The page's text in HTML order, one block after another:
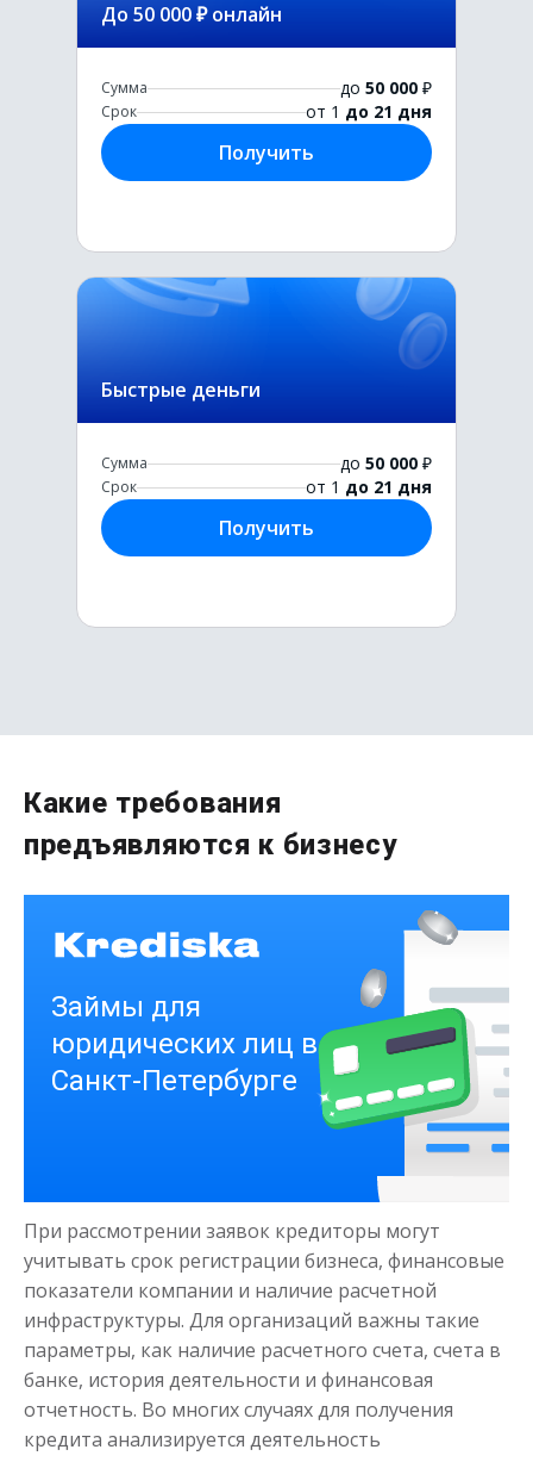
До 50 000 ₽ онлайн
Сумма до 50 000 ₽
Срок от 1 до 21 дня
Получить
Быстрые деньги
Сумма до 50 000 ₽
Срок от 1 до 21 дня
Получить
Сумма до50 000
от 1до 21 дня
Получить
Срок от 1до 21 дня
Получить
Какие требования
предъявляются к бизнесу
При рассмотрении заявок кредиторы могут
учитывать срок регистрации бизнеса, финансовые
показатели компании и наличие расчетной
инфраструктуры. Для организаций важны такие
параметры, как наличие расчетного счета, счета в
банке, история деятельности и финансовая
отчетность. Во многих случаях для получения
кредита анализируется деятельность